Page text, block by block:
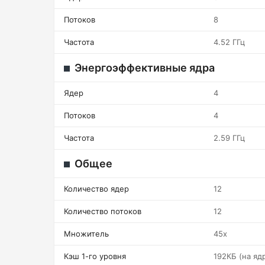
Потоков 8
Частота 4.52 ГГц
Энергоэффективные ядра
Ядер 4
Потоков 4
Частота 2.59 ГГц
Общее
Количество ядер 12
Количество потоков 12
Множитель 45x
Кэш 1-го уровня 192КБ (на